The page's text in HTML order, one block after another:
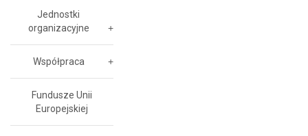
Jednostki
organizacyjne
Współpraca
Fundusze Unii
Europejskiej